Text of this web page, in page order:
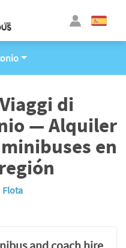
di
— Alquiler
en
Flota